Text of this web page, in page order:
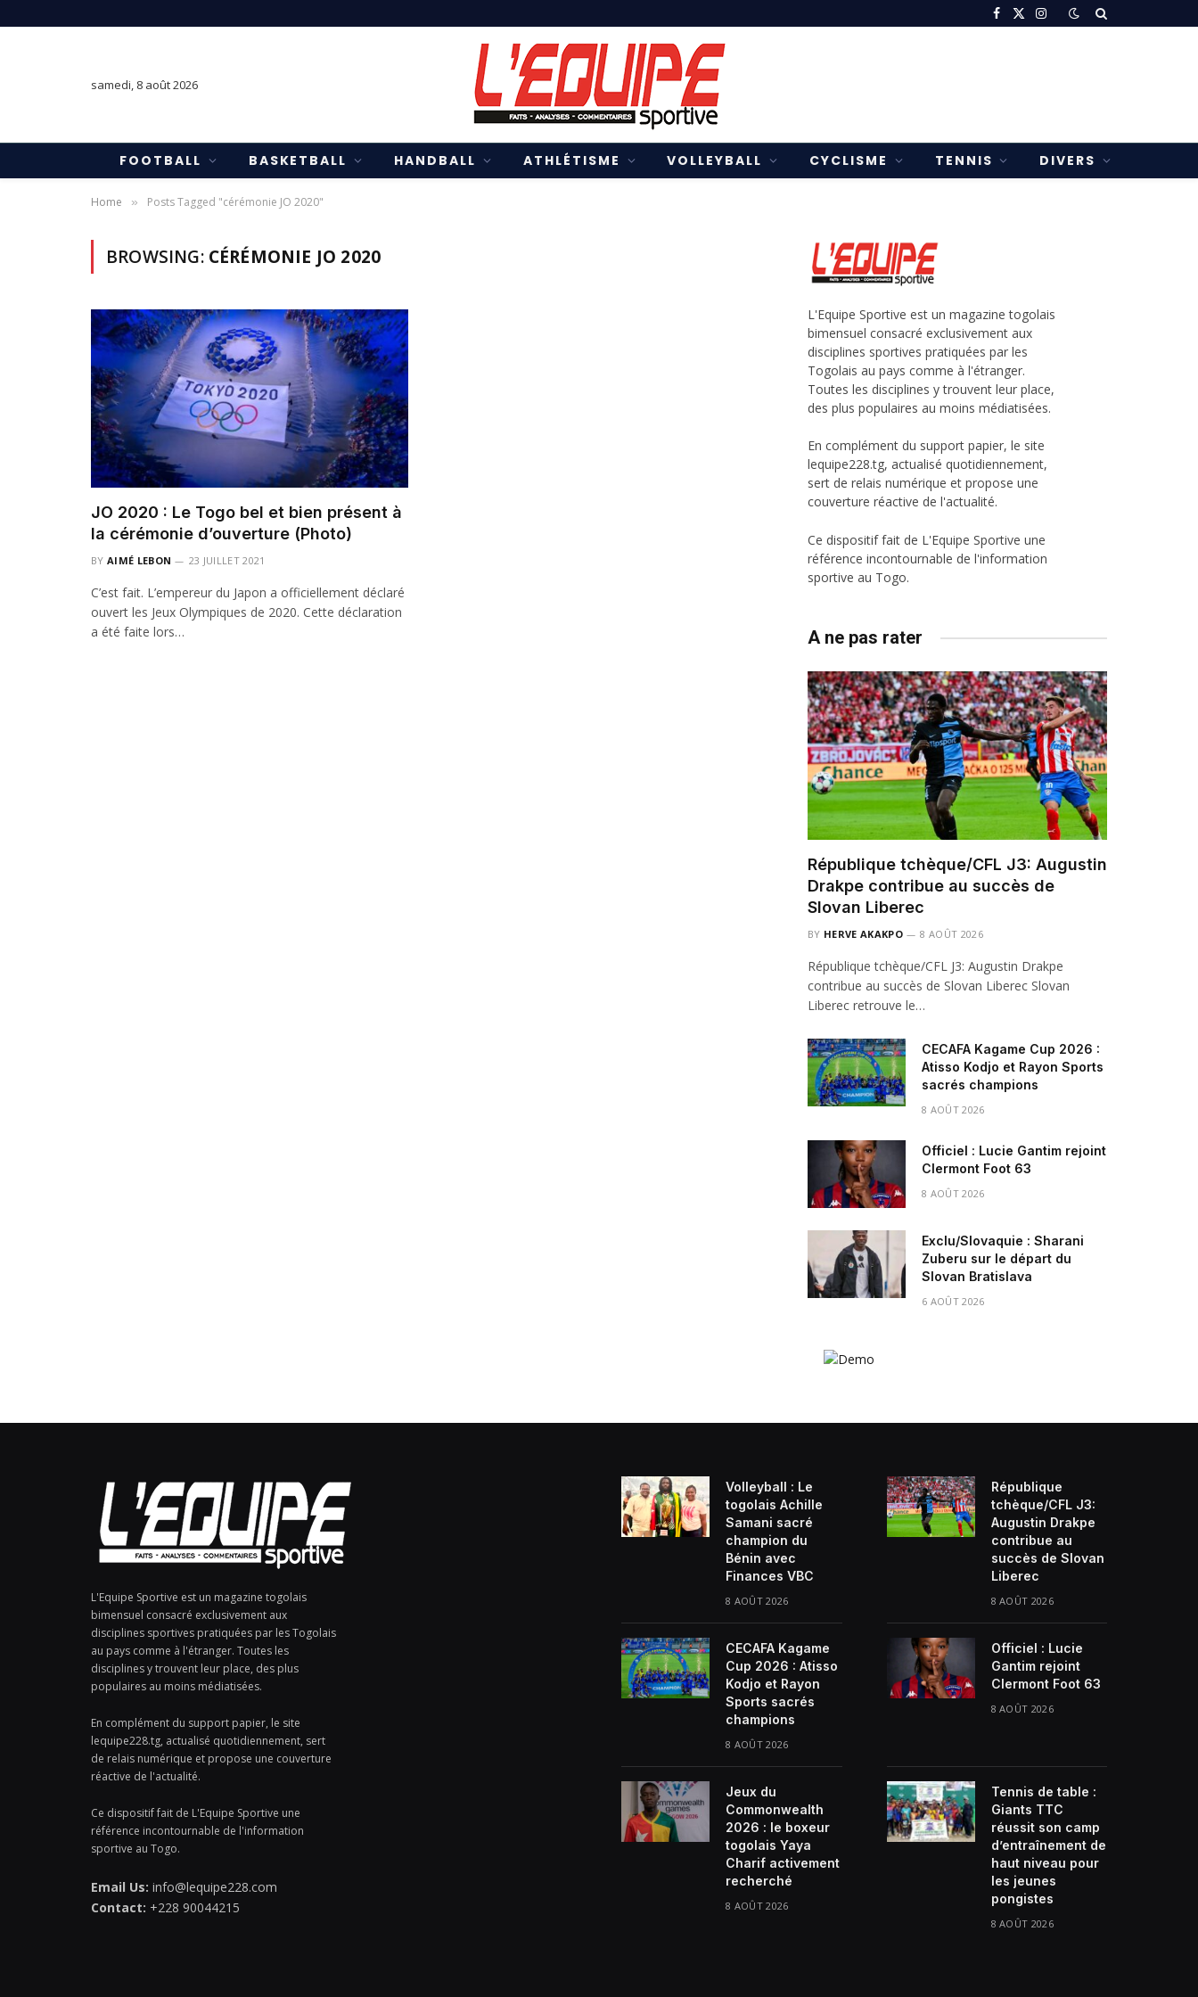
Facebook
X
Instagram
samedi, 8 août 2026
FOOTBALL BASKETBALL HANDBALL ATHLÉTISME VOLLEYBALL CYCLISME TENNIS DIVERS
Home » Posts Tagged "cérémonie JO 2020"
BROWSING: CÉRÉMONIE JO 2020
JO 2020 : Le Togo bel et bien présent à
la cérémonie d’ouverture (Photo)
BY AIMÉ LEBON 23 JUILLET 2021
C’est fait. L’empereur du Japon a officiellement déclaré
ouvert les Jeux Olympiques de 2020. Cette déclaration
a été faite lors…
L'Equipe Sportive est un magazine togolais
bimensuel consacré exclusivement aux
disciplines sportives pratiquées par les
Togolais au pays comme à l'étranger.
Toutes les disciplines y trouvent leur place,
des plus populaires au moins médiatisées.
En complément du support papier, le site
lequipe228.tg, actualisé quotidiennement,
sert de relais numérique et propose une
couverture réactive de l'actualité.
Ce dispositif fait de L'Equipe Sportive une
référence incontournable de l'information
sportive au Togo.
A ne pas rater
République tchèque/CFL J3: Augustin
Drakpe contribue au succès de
Slovan Liberec
BY HERVE AKAKPO 8 AOÛT 2026
République tchèque/CFL J3: Augustin Drakpe
contribue au succès de Slovan Liberec Slovan
Liberec retrouve le…
CECAFA Kagame Cup 2026 :
Atisso Kodjo et Rayon Sports
sacrés champions
8 AOÛT 2026
Officiel : Lucie Gantim rejoint
Clermont Foot 63
8 AOÛT 2026
Exclu/Slovaquie : Sharani
Zuberu sur le départ du
Slovan Bratislava
6 AOÛT 2026
L'Equipe Sportive est un magazine togolais
bimensuel consacré exclusivement aux
disciplines sportives pratiquées par les Togolais
au pays comme à l'étranger. Toutes les
disciplines y trouvent leur place, des plus
populaires au moins médiatisées.
En complément du support papier, le site
lequipe228.tg, actualisé quotidiennement, sert
de relais numérique et propose une couverture
réactive de l'actualité.
Ce dispositif fait de L'Equipe Sportive une
référence incontournable de l'information
sportive au Togo.
Email Us: info@lequipe228.com
Contact: +228 90044215
Volleyball : Le
togolais Achille
Samani sacré
champion du
Bénin avec
Finances VBC
8 AOÛT 2026
République
tchèque/CFL J3:
Augustin Drakpe
contribue au
succès de Slovan
Liberec
8 AOÛT 2026
CECAFA Kagame
Cup 2026 : Atisso
Kodjo et Rayon
Sports sacrés
champions
8 AOÛT 2026
Officiel : Lucie
Gantim rejoint
Clermont Foot 63
8 AOÛT 2026
Jeux du
Commonwealth
2026 : le boxeur
togolais Yaya
Charif activement
recherché
8 AOÛT 2026
Tennis de table :
Giants TTC
réussit son camp
d’entraînement de
haut niveau pour
les jeunes
pongistes
8 AOÛT 2026